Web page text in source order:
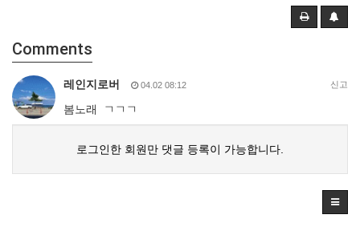
Comments
레인지로버 04.02 08:12 신고
봄노래 ㄱㄱㄱ
로그인한 회원만 댓글 등록이 가능합니다.